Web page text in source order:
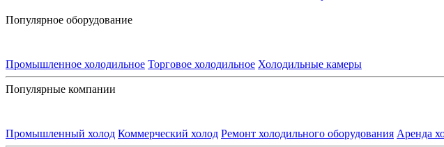
Популярное оборудование
Промышленное холодильное Торговое холодильное Холодильные камеры
Популярные компании
Промышленный холод Коммерческий холод Ремонт холодильного оборудования Аренда